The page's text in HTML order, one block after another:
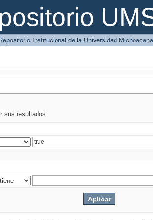
Repositorio Institucional de la Universidad
sus resultados.